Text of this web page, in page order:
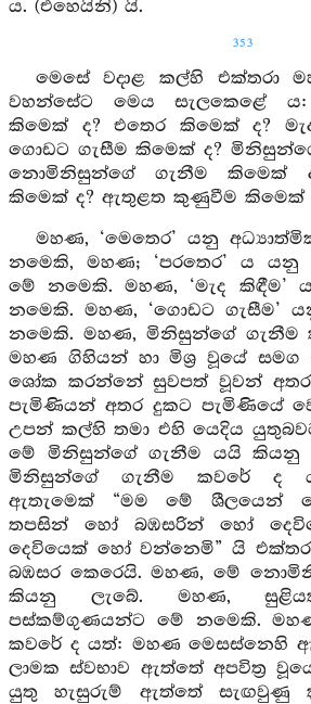
ය. (එහෙයිනි) යි.
353
මෙසේ වදාළ කල්හි එක්තරා
වහන්සේට මෙය සැලකෙළේ
කිමෙක් ද? එතෙර කිමෙක් ද?
ගොඩට ගැසීම කිමෙක් ද?
නොමිනිසුන්ගේ ගැනීම කිමෙක්
කිමෙක් ද? ඇතුළත කුණුවීම කිමෙක්
මහණ, ‘මෙතෙර’ යනු
නමෙකි, මහණ; ‘පරතෙර’ ය යනු
මේ නමෙකි. මහණ, ‘මැද කිඳීම’
නමෙකි. මහණ, ‘ගොඩට ගැසීම’
නමෙකි. මහණ, මිනිසුන්ගේ ගැනීම
මහණ ගිහියන් හා මිශ්‍ර වූයේ
ශෝක කරන්නේ සුවපත් වූවන්
පැමිණියන් අතර දුකට පැමිණියේ
උපන් කල්හි තමා එහි යෙදිය
මේ මිනිසුන්ගේ ගැනීම යයි කියනු
මිනිසුන්ගේ ගැනීම කවරේ ද
ඇතැමෙක් “මම මේ ශීලයෙන්
තපසින් හෝ බඹසරින් හෝ
දෙවියෙක් හෝ වන්නෙමි” යි
බඹසර කෙරෙයි. මහණ, මේ
කියනු ලැබේ. මහණ,
පස්කම්ගුණයන්ට මේ නමෙකි.
කවරේ ද යත්: මහණ මෙසස්නෙහි
ලාමක ස්වභාව ඇත්තේ අපවිත්‍ර
යුතු හැසුරුම් ඇත්තේ සැඟවුණු